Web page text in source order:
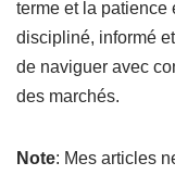
terme et la patience
discipliné, informé
de naviguer avec
des marchés.
Note: Mes articles